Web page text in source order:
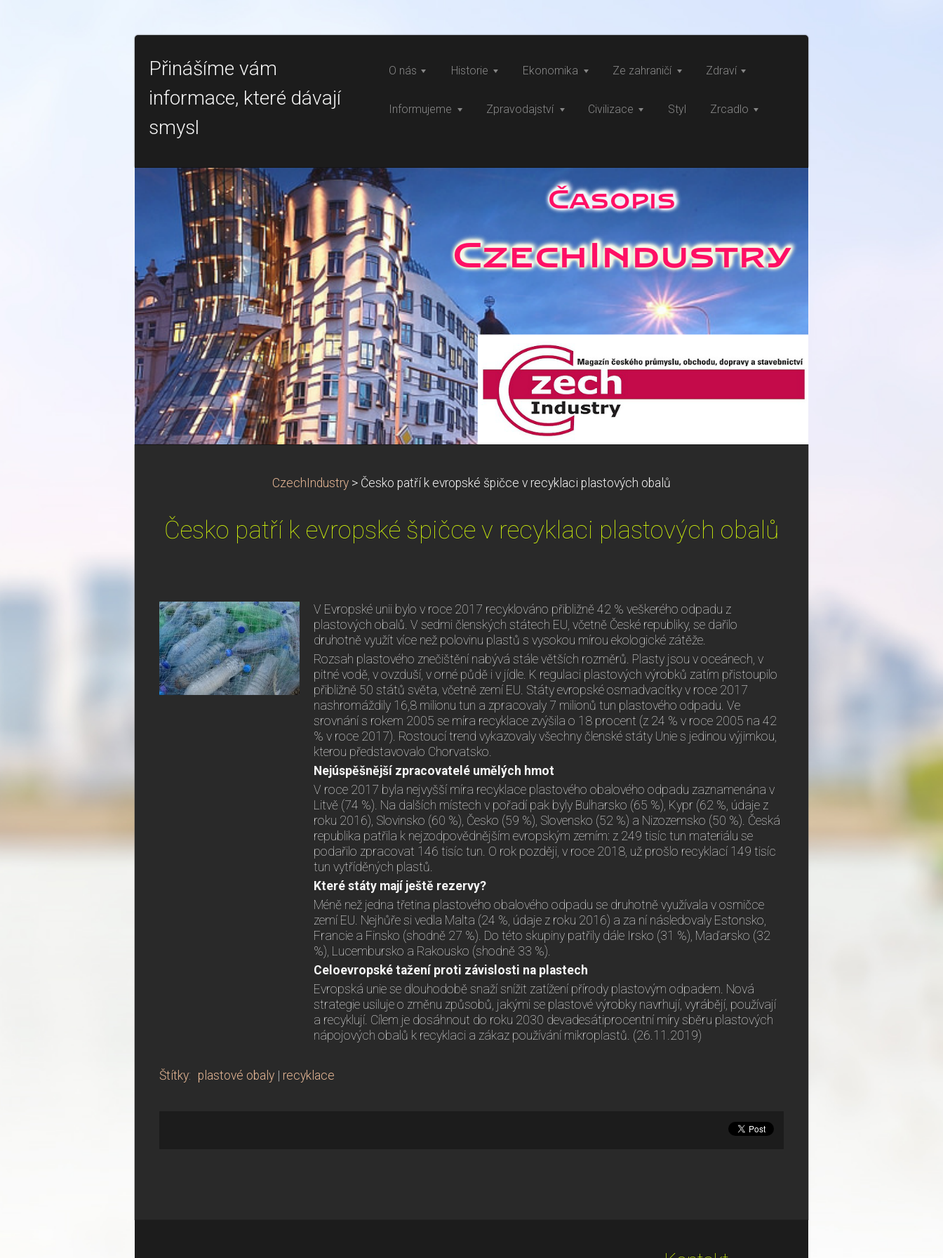
Přinášíme vám
informace, které dávají
smysl
O nás Historie Ekonomika Ze zahraničí Zdraví
Informujeme Zpravodajství Civilizace Styl Zrcadlo
CzechIndustry > Česko patří k evropské špičce v recyklaci plastových obalů
Česko patří k evropské špičce v recyklaci plastových obalů
V Evropské unii bylo v roce 2017 recyklováno přibližně 42 % veškerého odpadu z
plastových obalů. V sedmi členských státech EU, včetně České republiky, se dařilo
druhotně využít více než polovinu plastů s vysokou mírou ekologické zátěže.
Rozsah plastového znečištění nabývá stále větších rozměrů. Plasty jsou v oceánech, v
pitné vodě, v ovzduší, v orné půdě i v jídle. K regulaci plastových výrobků zatím přistoupilo
přibližně 50 států světa, včetně zemí EU. Státy evropské osmadvacítky v roce 2017
nashromáždily 16,8 milionu tun a zpracovaly 7 milionů tun plastového odpadu. Ve
srovnání s rokem 2005 se míra recyklace zvýšila o 18 procent (z 24 % v roce 2005 na 42
% v roce 2017). Rostoucí trend vykazovaly všechny členské státy Unie s jedinou výjimkou,
kterou představovalo Chorvatsko.
Nejúspěšnější zpracovatelé umělých hmot
V roce 2017 byla nejvyšší míra recyklace plastového obalového odpadu zaznamenána v
Litvě (74 %). Na dalších místech v pořadí pak byly Bulharsko (65 %), Kypr (62 %, údaje z
roku 2016), Slovinsko (60 %), Česko (59 %), Slovensko (52 %) a Nizozemsko (50 %). Česká
republika patřila k nejzodpovědnějším evropským zemím: z 249 tisíc tun materiálu se
podařilo zpracovat 146 tisíc tun. O rok později, v roce 2018, už prošlo recyklací 149 tisíc
tun vytříděných plastů.
Které státy mají ještě rezervy?
Méně než jedna třetina plastového obalového odpadu se druhotně využívala v osmičce
zemí EU. Nejhůře si vedla Malta (24 %, údaje z roku 2016) a za ní následovaly Estonsko,
Francie a Finsko (shodně 27 %). Do této skupiny patřily dále Irsko (31 %), Maďarsko (32
%), Lucembursko a Rakousko (shodně 33 %).
Celoevropské tažení proti závislosti na plastech
Evropská unie se dlouhodobě snaží snížit zatížení přírody plastovým odpadem. Nová
strategie usiluje o změnu způsobů, jakými se plastové výrobky navrhují, vyrábějí, používají
a recyklují. Cílem je dosáhnout do roku 2030 devadesátiprocentní míry sběru plastových
nápojových obalů k recyklaci a zákaz používání mikroplastů. (26.11.2019)
Štítky: plastové obaly recyklace